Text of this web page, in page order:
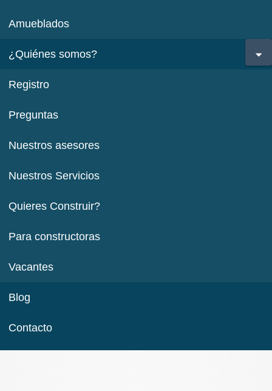
Amueblados
¿Quiénes somos?
Registro
Preguntas
Nuestros asesores
Nuestros Servicios
Quieres Construir?
Para constructoras
Vacantes
Blog
Contacto